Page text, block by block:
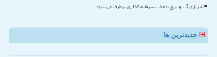
ناترازی آب و برق با جذب سرمایه گذاری برطرف می شود
جدیدترین ها